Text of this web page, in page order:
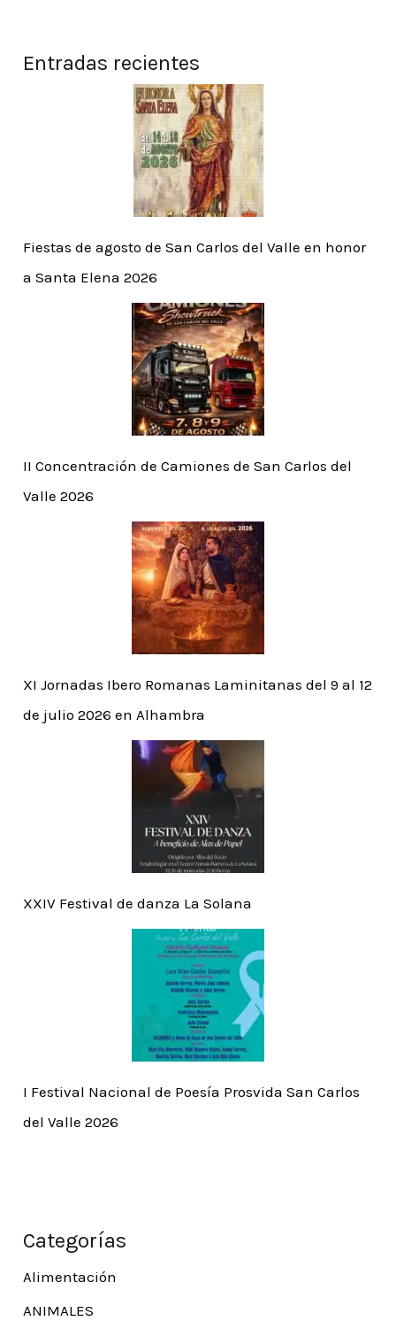
Entradas recientes
Fiestas de agosto de San Carlos del Valle en honor
a Santa Elena 2026
II Concentración de Camiones de San Carlos del
Valle 2026
XI Jornadas Ibero Romanas Laminitanas del 9 al 12
de julio 2026 en Alhambra
XXIV Festival de danza La Solana
I Festival Nacional de Poesía Prosvida San Carlos
del Valle 2026
Categorías
Alimentación
ANIMALES